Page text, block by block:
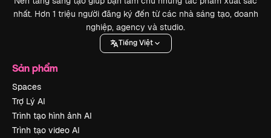
nhất. Hơn 1 triệu người đăng ký đến từ các nhà sáng tạo, doanh
nghiệp, agency và studio.
Tiếng Việt
Sản phẩm
Spaces
Trợ Lý AI
Trình tạo hình ảnh AI
Trình tạo video AI